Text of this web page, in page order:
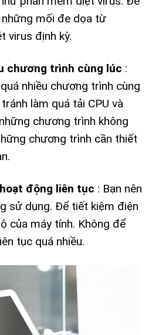
mối đe dọa từ
virus định kỳ.
chương trình cùng lúc :
nhiều chương trình cùng
làm quá tải CPU và
chương trình không
chương trình cần thiết
động liên tục : Bạn nên
sử dụng. Để tiết kiệm điện
của máy tính. Không để
tục quá nhiều.